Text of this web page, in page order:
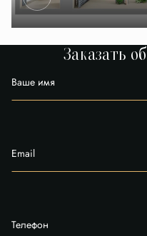
Заказать
Ваше имя
Email
Телефон